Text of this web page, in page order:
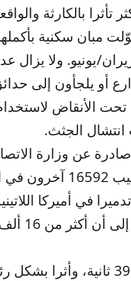
تأثرا بالكارثة
مبان سكنية
البلاد في 24 حزيران/يونيو.
أو يلجأون إلى
الأنقاض
الجثث.
عن وزارة
عن 2954 شخصا
في أميركا
ووقع الزلزالان بفارق 39